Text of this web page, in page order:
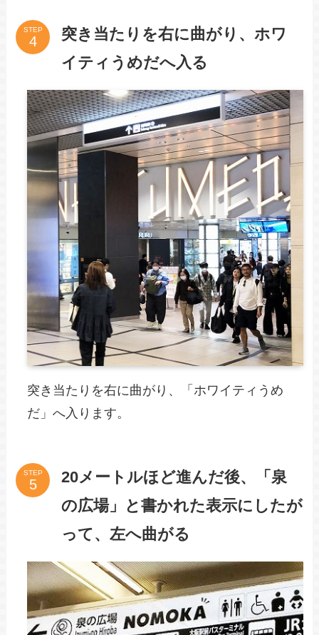
STEP
突き当たりを右に曲がり、ホワ
イティうめだへ入る
突き当たりを右に曲がり、「ホワイティうめ
だ」へ入ります。
STEP
20メートルほど進んだ後、「泉
の広場」と書かれた表示にしたが
って、左へ曲がる